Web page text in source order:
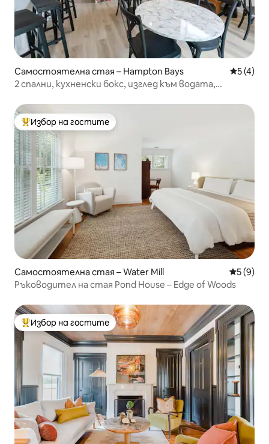
Самостоятелна стая – Hampton Bays Средна
5 (4)
2 спални, кухненски бокс, изглед към водата,
Най-популярен избор на гостите
Избор на гостите
Самостоятелна стая – Water Mill Средна
5 (9)
Ръководител на стая Pond House – Edge of Woods
Най-популярен избор на гостите
Избор на гостите